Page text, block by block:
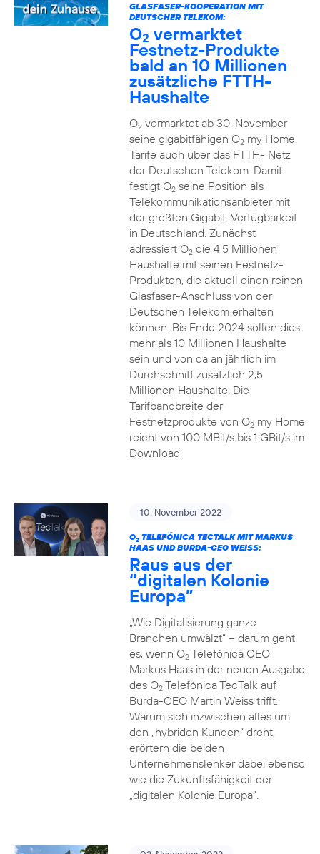
GLASFASER-KOOPERATION MIT
DEUTSCHER TELEKOM:
O2 vermarktet
Festnetz-Produkte
bald an 10 Millionen
zusätzliche FTTH-
Haushalte
O2vermarktet ab 30. November
seine gigabitfähigen O2my Home
Tarife auch über das FTTH- Netz
der Deutschen Telekom. Damit
festigt O2seine Position als
Telekommunikationsanbieter mit
der größten Gigabit-Verfügbarkeit
in Deutschland. Zunächst
adressiert O2die 4,5 Millionen
Haushalte mit seinen Festnetz-
Produkten, die aktuell einen reinen
Glasfaser-Anschluss von der
Deutschen Telekom erhalten
können. Bis Ende 2024 sollen dies
mehr als 10 Millionen Haushalte
sein und von da an jährlich im
Durchschnitt zusätzlich 2,5
Millionen Haushalte. Die
Tarifbandbreite der
Festnetzprodukte von O2my Home
reicht von 100 MBit/s bis 1 GBit/s im
Download.
10. November 2022
O2TELEFÓNICA TECTALK MIT MARKUS
HAAS UND BURDA-CEO WEISS:
Raus aus der
“digitalen Kolonie
Europa”
„Wie Digitalisierung ganze
Branchen umwälzt“ – darum geht
es, wenn O2Telefónica CEO
Markus Haas in der neuen Ausgabe
des O2Telefónica TecTalk auf
Burda-CEO Martin Weiss trifft.
Warum sich inzwischen alles um
den „hybriden Kunden“ dreht,
erörtern die beiden
Unternehmenslenker dabei ebenso
wie die Zukunftsfähigkeit der
„digitalen Kolonie Europa“.